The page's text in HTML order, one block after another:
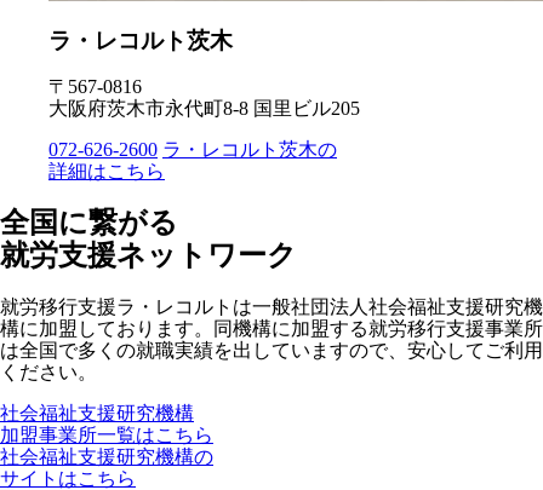
ラ・レコルト茨木
〒567-0816
大阪府茨木市永代町8-8 国里ビル205
072-626-2600 ラ・レコルト茨木の
詳細はこちら
全国に繋がる
就労支援ネットワーク
就労移行支援ラ・レコルトは一般社団法人社会福祉支援研究機
構に加盟しております。同機構に加盟する就労移行支援事業所
は全国で多くの就職実績を出していますので、安心してご利用
ください。
社会福祉支援研究機構
加盟事業所一覧はこちら
社会福祉支援研究機構の
サイトはこちら